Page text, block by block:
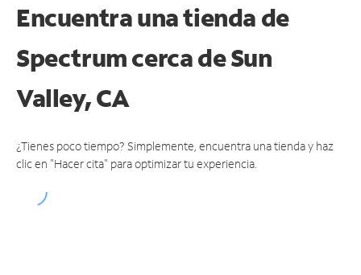
Encuentra una tienda de
Spectrumcerca de Sun
Valley, CA
¿Tienes poco tiempo? Simplemente, encuentra una tienda y haz
clic en "Hacer cita" para optimizar tu experiencia.